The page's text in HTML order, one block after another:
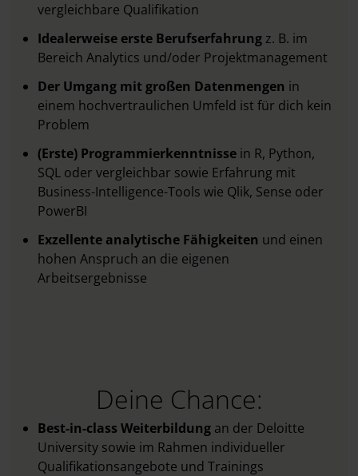
vergleichbare Qualifikation
Idealerweise erste Berufserfahrung z. B. im
Bereich Analytics und/oder Projektmanagement
Der Umgang mit großen Datenmengen in
einem hochvertraulichen Umfeld ist für dich kein
Problem
(Erste) Programmierkenntnisse in R, Python,
SQL oder vergleichbar sowie Erfahrung mit
Business-Intelligence-Tools wie Qlik, Sense oder
PowerBI
Exzellente analytische Fähigkeiten und einen
hohen Anspruch an die eigenen
Arbeitsergebnisse
Deine Chance:
Best-in-class Weiterbildung an der Deloitte
University sowie im Rahmen individueller
Qualifikationsangebote und Trainings